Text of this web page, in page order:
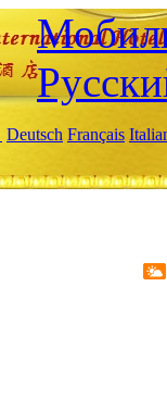
Deutsch Français